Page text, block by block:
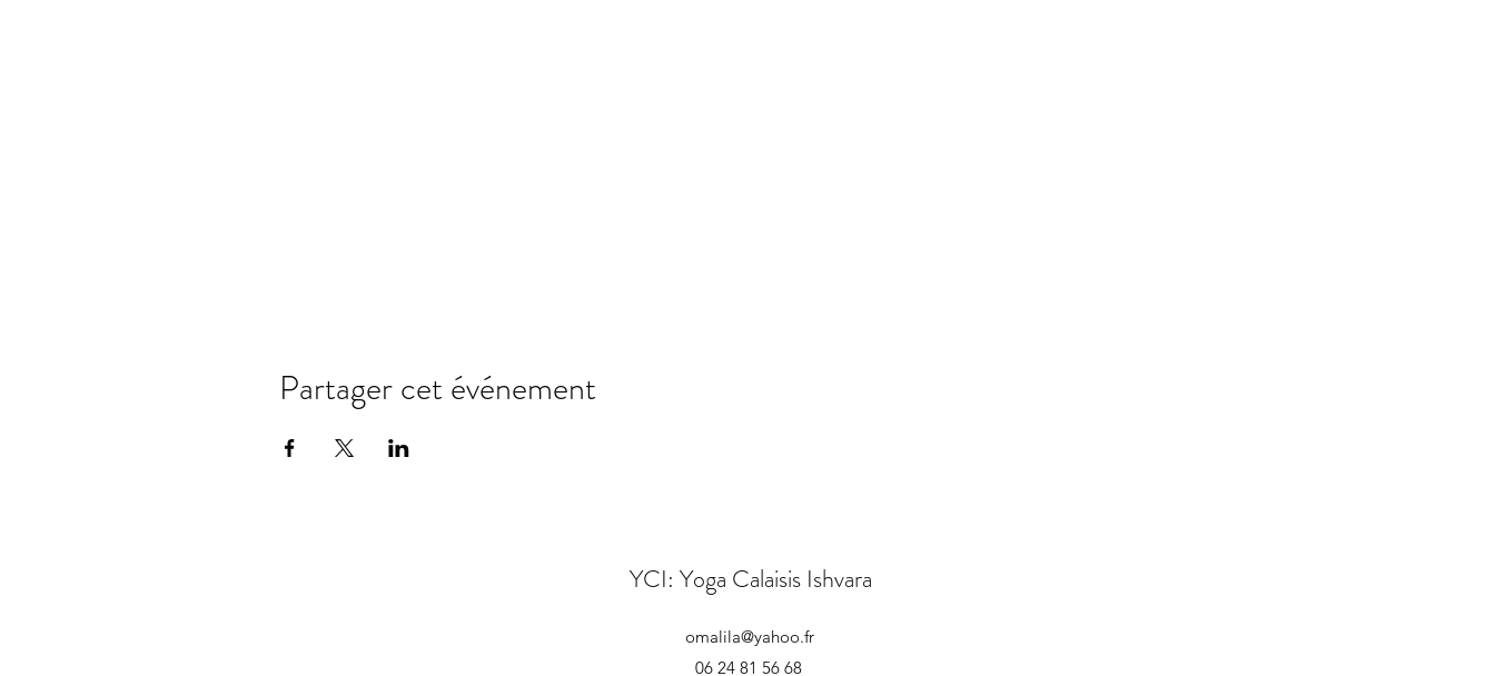
Partager cet événement
YCI: Yoga Calaisis Ishvara
omalila@yahoo.fr
06 24 81 56 68